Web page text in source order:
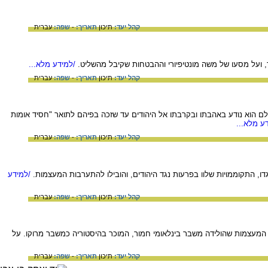
קהל יעד:תיכוןתאריך:-שפה:עברית
ועל מסעו של משה מונטיפיורי וההבטחות שקיבל מהשליט. /למידע מלא...
קהל יעד:תיכוןתאריך:-שפה:עברית
הוא נודע באהבתו ובקרבתו אל היהודים עד שזכה בפיהם לתואר "חסיד אומות
מלא...
קהל יעד:תיכוןתאריך:-שפה:עברית
התקוממויות שלוו בפרעות נגד היהודים, והובילו להתערבות המעצמות. /למידע
קהל יעד:תיכוןתאריך:-שפה:עברית
שהולידה משבר בינלאומי חמור, המוכר בהיסטוריה כמשבר מרוקו. על
קהל יעד:תיכוןתאריך:-שפה:עברית